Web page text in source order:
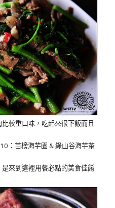
較重口味，吃起來很下飯而且
來到這裡用餐必點的美食佳餚